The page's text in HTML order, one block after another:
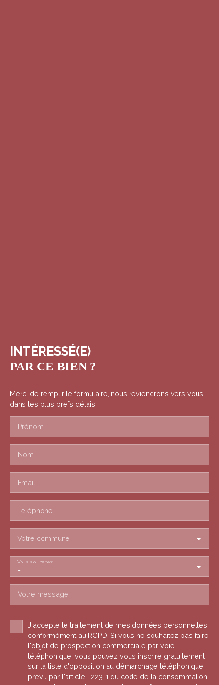
INTÉRESSÉ(E)
PAR CE BIEN ?
Merci de remplir le formulaire, nous reviendrons vers vous
dans les plus brefs délais.
Prénom
Nom
Email
Téléphone
Votre commune
-
Vous souhaitez
Votre message
J'accepte le traitement de mes données personnelles
conformément au RGPD. Si vous ne souhaitez pas faire
l'objet de prospection commerciale par voie
téléphonique, vous pouvez vous inscrire gratuitement
sur la liste d'opposition au démarchage téléphonique,
prévu par l'article L223-1 du code de la consommation,